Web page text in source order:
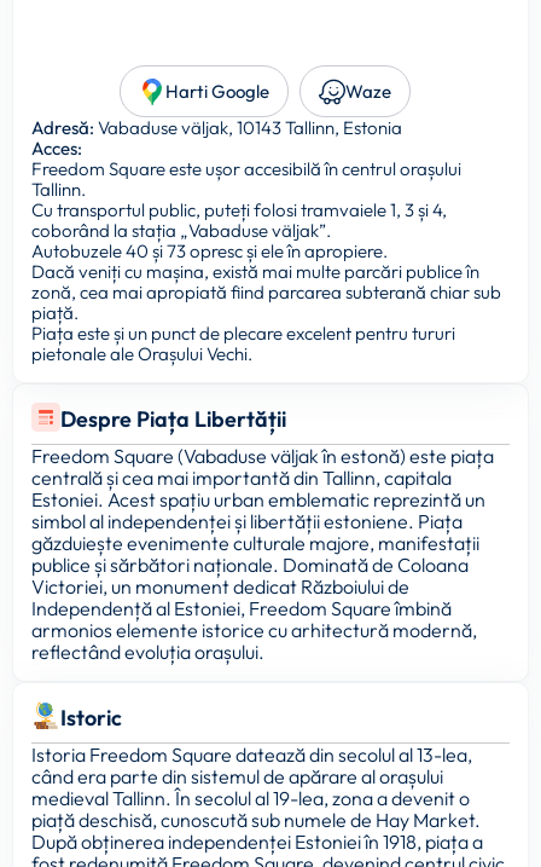
Despre Piața Libertății
Freedom Square (Vabaduse väljak în estonă) este piața
centrală și cea mai importantă din Tallinn, capitala
Estoniei. Acest spațiu urban emblematic reprezintă un
simbol al independenței și libertății estoniene. Piața
găzduiește evenimente culturale majore, manifestații
publice și sărbători naționale. Dominată de Coloana
Victoriei, un monument dedicat Războiului de
Independență al Estoniei, Freedom Square îmbină
armonios elemente istorice cu arhitectură modernă,
reflectând evoluția orașului.
Istoric
Istoria Freedom Square datează din secolul al 13-lea,
când era parte din sistemul de apărare al orașului
medieval Tallinn. În secolul al 19-lea, zona a devenit o
piață deschisă, cunoscută sub numele de Hay Market.
După obținerea independenței Estoniei în 1918, piața a
Harti Google
Waze
Adresă: Vabaduse väljak, 10143 Tallinn, Estonia
Acces:
Freedom Square este ușor accesibilă în centrul orașului
Tallinn.
Cu transportul public, puteți folosi tramvaiele 1, 3 și 4,
coborând la stația „Vabaduse väljak”.
Autobuzele 40 și 73 opresc și ele în apropiere.
Dacă veniți cu mașina, există mai multe parcări publice în
zonă, cea mai apropiată fiind parcarea subterană chiar sub
piață.
Piața este și un punct de plecare excelent pentru tururi
pietonale ale Orașului Vechi.